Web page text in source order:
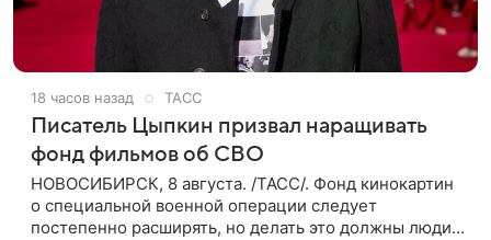
18 часов назад ТАСС
Писатель Цыпкин призвал наращивать
фонд фильмов об СВО
НОВОСИБИРСК, 8 августа. /ТАСС/. Фонд кинокартин
о специальной военной операции следует
постепенно расширять, но делать это должны люди,